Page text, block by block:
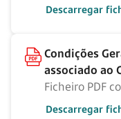
Descarregar
Condições
associado ao
Ficheiro PDF
Descarregar